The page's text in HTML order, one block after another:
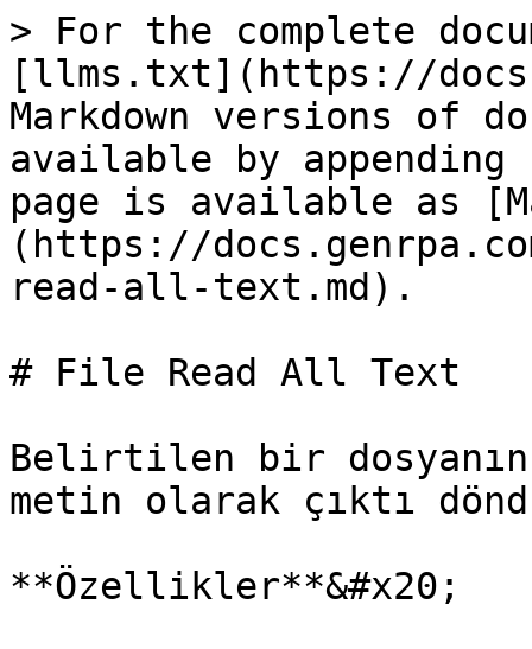
> For the complete
[llms.txt](https://
Markdown versions of
available by
page is available as
(https://
read-all-text.md).
# File Read All Text
Belirtilen bir
metin olarak çıktı
**Özellikler**&#x20;